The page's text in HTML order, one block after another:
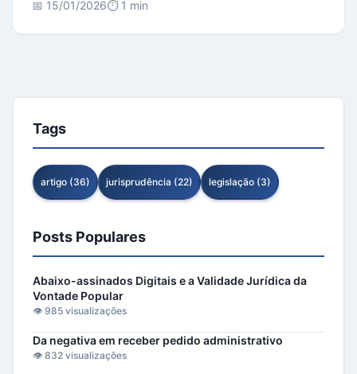
📅 15/01/2026⏱️ 1 min
Tags
artigo (36) jurisprudência (22) legislação (3)
Posts Populares
Abaixo-assinados Digitais e a Validade Jurídica da
Vontade Popular
👁️ 985 visualizações
Da negativa em receber pedido administrativo
👁️ 832 visualizações